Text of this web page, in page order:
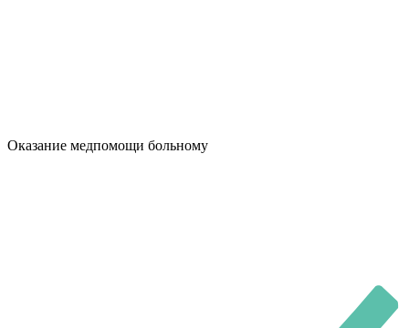
Оказание медпомощи больному